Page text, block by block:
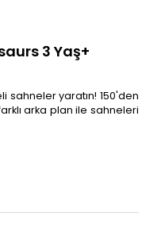
3 Yaş+
sahneler yaratın! 150'den
arka plan ile sahneleri